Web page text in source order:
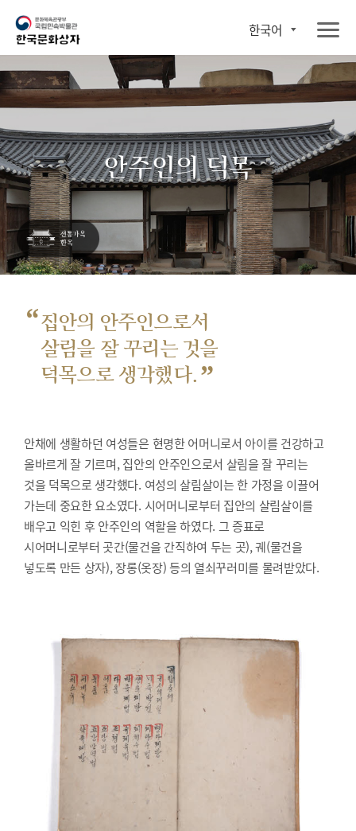
한국어
안주인의 덕목
“집안의 안주인으로서
살림을 잘 꾸리는 것을
덕목으로 생각했다. ”
안채에 생활하던 여성들은 현명한 어머니로서 아이를 건강하고
올바르게 잘 기르며, 집안의 안주인으로서 살림을 잘 꾸리는
것을 덕목으로 생각했다. 여성의 살림살이는 한 가정을 이끌어
가는데 중요한 요소였다. 시어머니로부터 집안의 살림살이를
배우고 익힌 후 안주인의 역할을 하였다. 그 증표로
시어머니로부터 곳간(물건을 간직하여 두는 곳), 궤(물건을
넣도록 만든 상자), 장롱(옷장) 등의 열쇠꾸러미를 물려받았다.